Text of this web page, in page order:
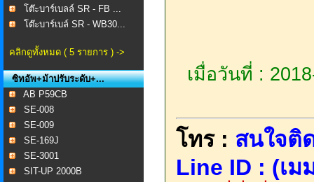
โต๊ะบาร์เบลล์ SR - FB ...
โต๊ะบาร์เบล์ SR - WB30...
คลิกดูทั้งหมด ( 5 รายการ ) ->
ซิทอัพ+ม้าปรับระดับ+...
AB P59CB
SE-008 ​
SE-009
SE-169J
SE-3001
SIT-UP 2000B
เมื่อวันที่ :
โทร : สนใจติ
Line ID : (เ